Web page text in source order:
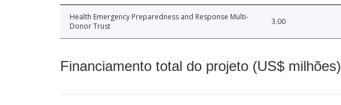
Health Emergency Preparedness and Response Multi-
Donor Trust
3.00
Financiamento total do projeto (US$ milhões)